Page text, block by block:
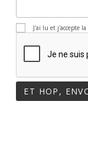
J'ai lu et j'accepte la